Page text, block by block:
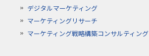
デジタルマーケティング
マーケティングリサーチ
マーケティング戦略構築コンサルティング